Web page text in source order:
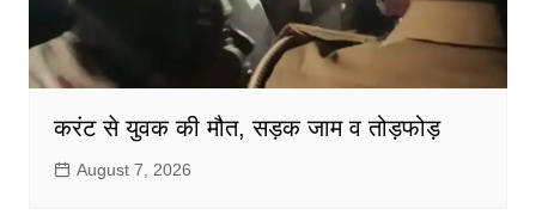
करंट से युवक की मौत, सड़क जाम व तोड़फोड़
August 7, 2026